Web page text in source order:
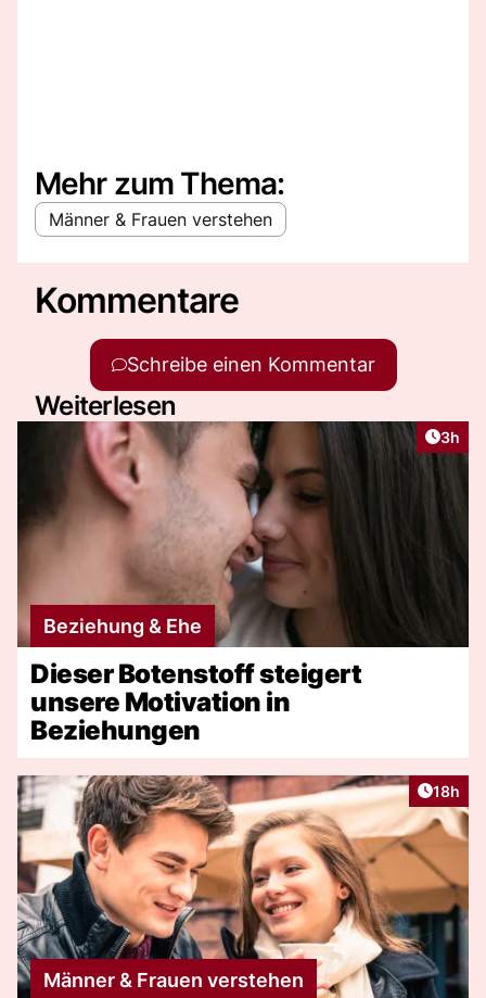
Mehr zum Thema:
Männer & Frauen verstehen
Kommentare
Schreibe einen Kommentar
Weiterlesen
3h
Beziehung & Ehe
Dieser Botenstoff steigert
unsere Motivation in
Beziehungen
Artikel
18h
Männer & Frauen verstehen